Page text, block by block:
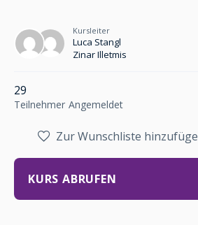
Kursleiter
Luca Stangl
Zinar Illetmis
29
Teilnehmer Angemeldet
Zur Wunschliste
KURS ABRUFEN